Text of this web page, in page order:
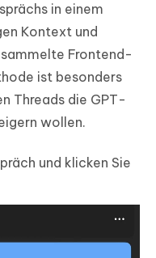
in einem
Kontext und
Frontend-
ist besonders
Threads die GPT-
wollen.
und klicken Sie